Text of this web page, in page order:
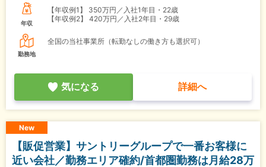
年収
【年収例1】
350万円／入社1年目・22歳
【年収例2】
420万円／入社2年目・29歳
勤務地
全国の当社事業所（転勤なしの働き方も選択可）
気になる 詳細へ
New
【販促営業】サントリーグループで一番お客様に
近い会社／勤務エリア確約/首都圏勤務は月給28万